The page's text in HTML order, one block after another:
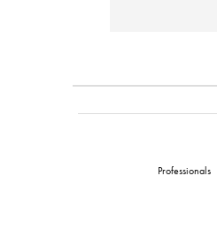
Professionals